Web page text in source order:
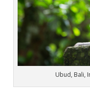
Ubud, Bali,